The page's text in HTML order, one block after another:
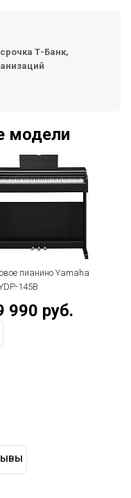
Т-Банк,
модели
пианино Yamaha
145B
990 руб.